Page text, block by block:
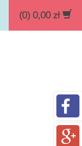
(0) 0,00 zł